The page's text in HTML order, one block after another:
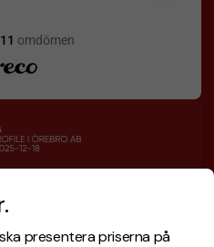
presentera priserna på
Snabb leverans